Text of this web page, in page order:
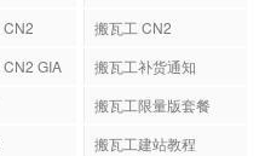
CN2
搬瓦工 CN2
GIA
搬瓦工补货通知
搬瓦工限量版套餐
搬瓦工建站教程